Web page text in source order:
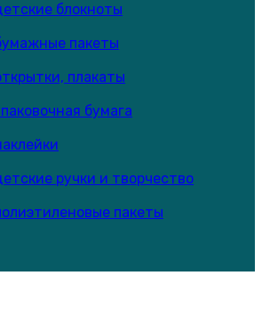
блокноты
пакеты
плакаты
бумага
ручки и творчество
пакеты